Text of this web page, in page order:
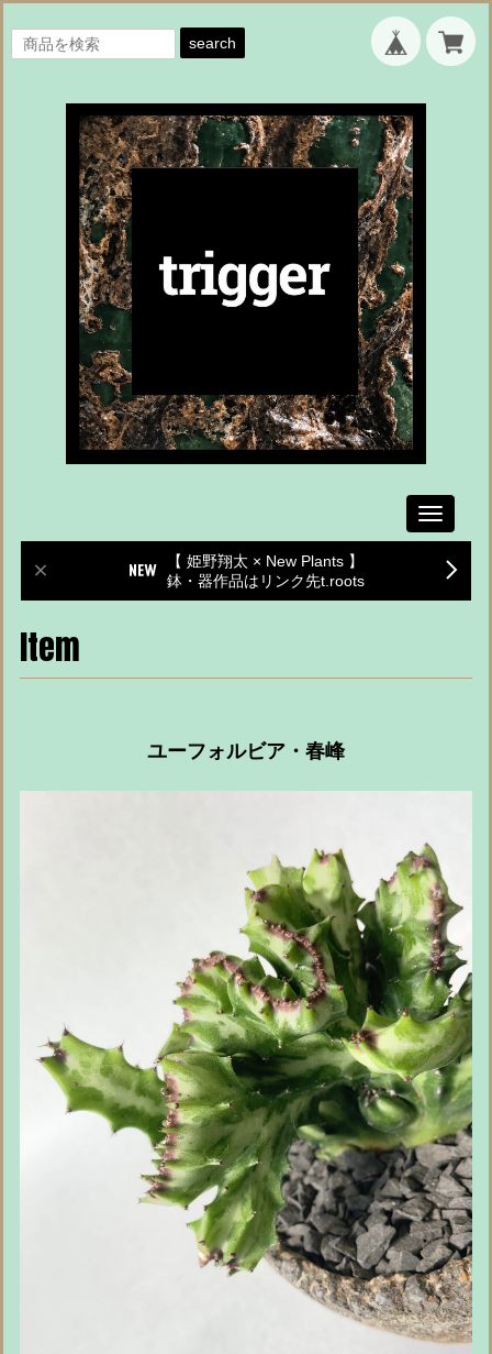
search
Toggle
【 姫野翔太 × New Plants 】
鉢・器作品はリンク先t.roots
Item
ユーフォルビア・春峰